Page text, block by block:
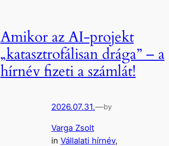
Amikor az AI-projekt
„katasztrofálisan drága” – a
hírnév fizeti a számlát!
2026.07.31.—by
Varga Zsolt
in Vállalati hírnév